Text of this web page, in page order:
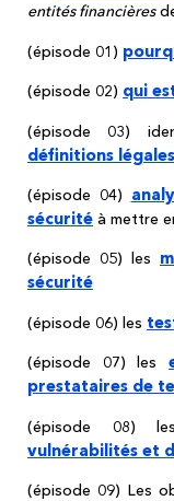
entités financières
(épisode 01)
(épisode 02) qui
(épisode 03)
définitions légales
(épisode 04)
sécurité à mettre
(épisode 05) les
sécurité
(épisode 06) les
(épisode 07) les
prestataires de
(épisode 08)
vulnérabilités et
(épisode 09) Les